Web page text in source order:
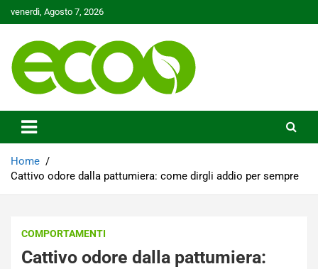
to
venerdì, Agosto 7, 2026
Ecoo.it
Home
Cattivo odore dalla pattumiera: come dirgli addio per sempre
COMPORTAMENTI
Cattivo odore dalla pattumiera: